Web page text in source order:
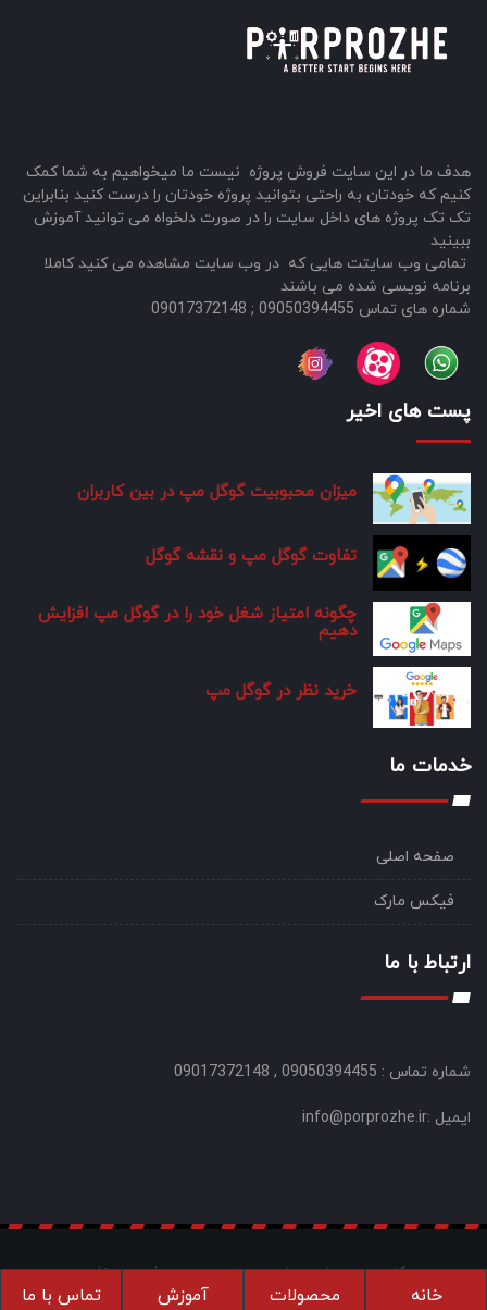
هدف ما در این سایت فروش پروژه نیست ما میخواهیم به شما کمک
کنیم که خودتان به راحتی بتوانید پروژه خودتان را درست کنید بنابراین
تک تک پروژه های داخل سایت را در صورت دلخواه می توانید آموزش
ببینید
تمامی وب سایتت هایی که در وب سایت مشاهده می کنید کاملا
برنامه نویسی شده می باشند
شماره های تماس 09050394455 ; 09017372148
پست های اخیر
میزان محبوبیت گوگل مپ در بین کاربران
تفاوت گوگل مپ و نقشه گوگل
چگونه امتیاز شغل خود را در گوگل مپ افزایش
دهیم
خرید نظر در گوگل مپ
خدمات ما
صفحه اصلی
فیکس مارک
ارتباط با ما
شماره تماس : 09050394455 , 09017372148
ایمیل :info@porprozhe.ir
کلیه حقوق این سایت متعلق به پر پروژه می باشد
تماس با ما آموزش محصولات خانه